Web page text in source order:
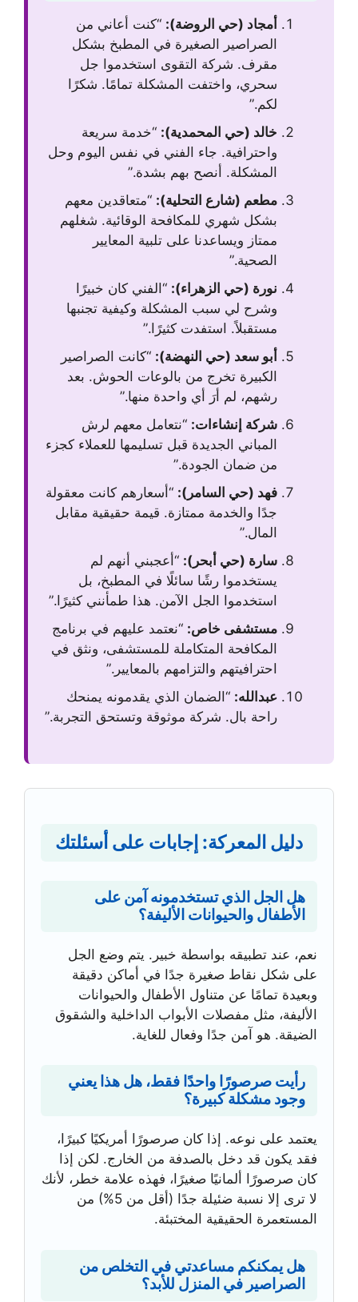
أمجاد (حي الروضة): “كنت أعاني من
الصراصير الصغيرة في المطبخ بشكل
مقرف. شركة التقوى استخدموا جل
سحري، واختفت المشكلة تمامًا. شكرًا
لكم.”
خالد (حي المحمدية): “خدمة سريعة
واحترافية. جاء الفني في نفس اليوم وحل
المشكلة. أنصح بهم بشدة.”
مطعم (شارع التحلية): “متعاقدين معهم
بشكل شهري للمكافحة الوقائية. شغلهم
ممتاز ويساعدنا على تلبية المعايير
الصحية.”
نورة (حي الزهراء): “الفني كان خبيرًا
وشرح لي سبب المشكلة وكيفية تجنبها
مستقبلاً. استفدت كثيرًا.”
أبو سعد (حي النهضة): “كانت الصراصير
الكبيرة تخرج من بالوعات الحوش. بعد
رشهم، لم أرَ أي واحدة منها.”
شركة إنشاءات: “نتعامل معهم لرش
المباني الجديدة قبل تسليمها للعملاء كجزء
من ضمان الجودة.”
فهد (حي السامر): “أسعارهم كانت معقولة
جدًا والخدمة ممتازة. قيمة حقيقية مقابل
المال.”
سارة (حي أبحر): “أعجبني أنهم لم
يستخدموا رشًا سائلًا في المطبخ، بل
استخدموا الجل الآمن. هذا طمأنني كثيرًا.”
مستشفى خاص: “نعتمد عليهم في برنامج
المكافحة المتكاملة للمستشفى، ونثق في
احترافيتهم والتزامهم بالمعايير.”
عبدالله: “الضمان الذي يقدمونه يمنحك
راحة بال. شركة موثوقة وتستحق التجربة.”
دليل المعركة: إجابات على أسئلتك
هل الجل الذي تستخدمونه آمن على
الأطفال والحيوانات الأليفة؟
نعم، عند تطبيقه بواسطة خبير. يتم وضع الجل
على شكل نقاط صغيرة جدًا في أماكن دقيقة
وبعيدة تمامًا عن متناول الأطفال والحيوانات
الأليفة، مثل مفصلات الأبواب الداخلية والشقوق
الضيقة. هو آمن جدًا وفعال للغاية.
رأيت صرصورًا واحدًا فقط، هل هذا يعني
وجود مشكلة كبيرة؟
يعتمد على نوعه. إذا كان صرصورًا أمريكيًا كبيرًا،
فقد يكون قد دخل بالصدفة من الخارج. لكن إذا
كان صرصورًا ألمانيًا صغيرًا، فهذه علامة خطر، لأنك
لا ترى إلا نسبة ضئيلة جدًا (أقل من 5%) من
المستعمرة الحقيقية المختبئة.
هل يمكنكم مساعدتي في التخلص من
الصراصير في المنزل للأبد؟